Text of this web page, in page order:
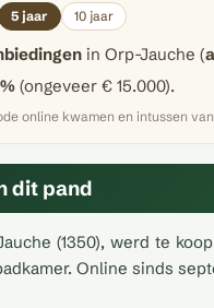
5 jaar 10 jaar
in Orp-Jauche (
(ongeveer € 15.000).
online kwamen en intussen
dit pand
(1350), werd te
Online sinds